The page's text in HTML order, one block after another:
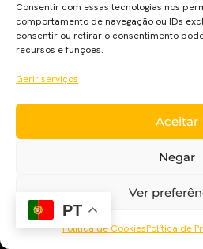
Consentir com essas tecnologias nos
comportamento de navegação ou IDs
consentir ou retirar o consentimento
recursos e funções.
Gerir serviços
Aceitar
Negar
Ver
Política de CookiesPolítica de
“Project Power” tem Jamie Foxx,
Dominique Fishback nos papéis
blockbuster da Netflix. Henry
a dupla de realizadores,
Netflix é um bocado estranha com
cinema independente […]
PT